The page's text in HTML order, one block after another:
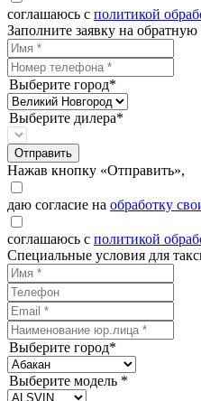
соглашаюсь с политикой
Заполните заявку на обратную
Выберите город*
Выберите дилера*
Отправить
Нажав кнопку «Отправить»,
даю согласие на обработку
соглашаюсь с политикой
Специальные условия для
Выберите город*
Выберите модель *